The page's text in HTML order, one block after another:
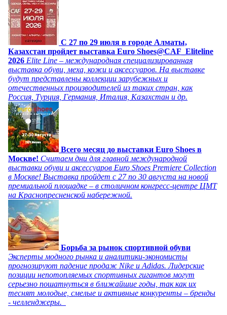
C 27 по 29 июля в городе Алматы,
Казахстан пройдет выставка Euro Shoes@CAF_Eliteline
2026 Elite Line – международная специализированная
выставка обуви, меха, кожи и аксессуаров. На выставке
будут представлены коллекции зарубежных и
отечественных производителей из таких стран, как
Россия, Турция, Германия, Италия, Казахстан и др.
Всего месяц до выставки Euro Shoes в
Москве! Считаем дни для главной международной
выставки обуви и аксессуаров Euro Shoes Premiere Collection
в Москве! Выставка пройдет с 27 по 30 августа на новой
премиальной площадке – в столичном конгресс-центре ЦМТ
на Краснопресненской набережной.
Борьба за рынок спортивной обуви
Эксперты модного рынка и аналитики-экономисты
прогнозируют падение продаж Nike и Adidas. Лидерские
позиции непотопляемых спортивных гигантов могут
серьезно пошатнуться в ближайшие годы, так как их
теснят молодые, смелые и активные конкуренты – бренды
- челленджеры.